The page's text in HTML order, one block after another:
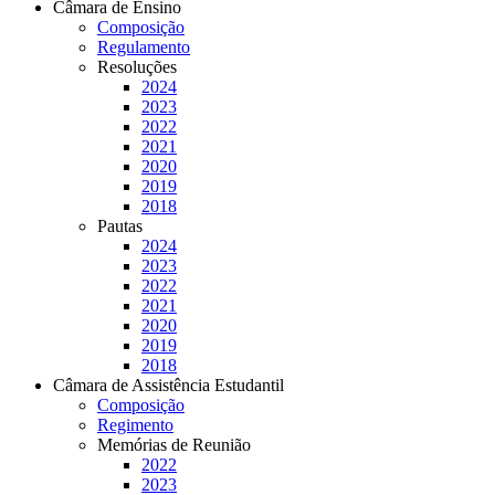
Câmara de Ensino
Composição
Regulamento
Resoluções
2024
2023
2022
2021
2020
2019
2018
Pautas
2024
2023
2022
2021
2020
2019
2018
Câmara de Assistência Estudantil
Composição
Regimento
Memórias de Reunião
2022
2023